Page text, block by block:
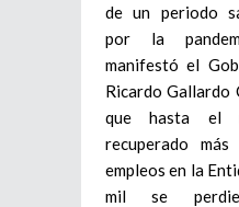
de un periodo
por la
manifestó el
Ricardo Gallardo
que hasta el
recuperado
empleos en la
mil se